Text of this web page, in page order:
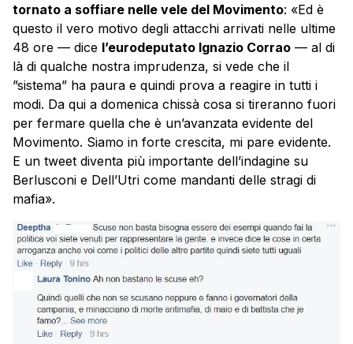
tornato a soffiare nelle vele del Movimento: «Ed è
questo il vero motivo degli attacchi arrivati nelle ultime
48 ore — dice l’eurodeputato Ignazio Corrao — al di
là di qualche nostra imprudenza, si vede che il
”sistema” ha paura e quindi prova a reagire in tutti i
modi. Da qui a domenica chissà cosa si tireranno fuori
per fermare quella che è un’avanzata evidente del
Movimento. Siamo in forte crescita, mi pare evidente.
E un tweet diventa più importante dell’indagine su
Berlusconi e Dell’Utri come mandanti delle stragi di
mafia».